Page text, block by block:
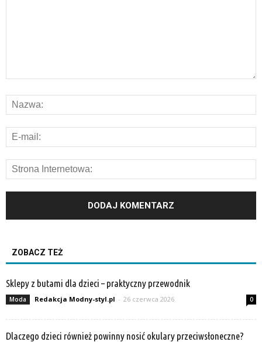
ZOBACZ TEŻ
Sklepy z butami dla dzieci – praktyczny przewodnik
Moda Redakcja Modny-styl.pl - 26 czerwca 2026 0
Dlaczego dzieci również powinny nosić okulary przeciwsłoneczne?